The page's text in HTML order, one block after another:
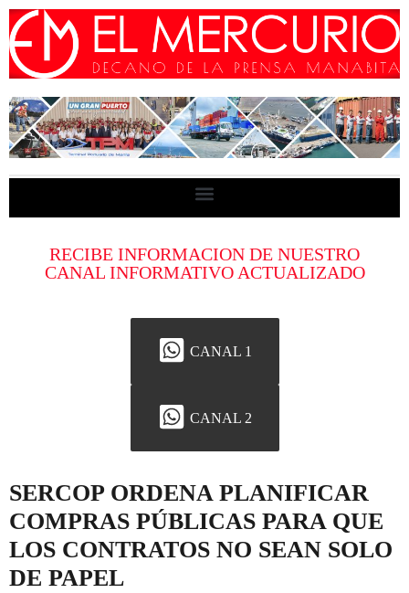
RECIBE INFORMACION DE NUESTRO
CANAL INFORMATIVO ACTUALIZADO
CANAL 1
CANAL 2
SERCOP ORDENA PLANIFICAR
COMPRAS PÚBLICAS PARA QUE
LOS CONTRATOS NO SEAN SOLO
DE PAPEL